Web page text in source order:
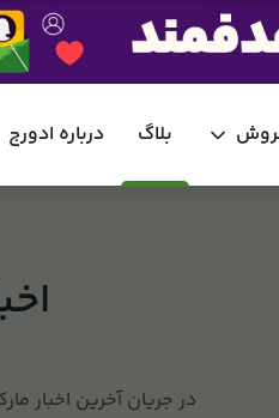
بلاگ درباره ادورج
در جریان آخرین اخبار